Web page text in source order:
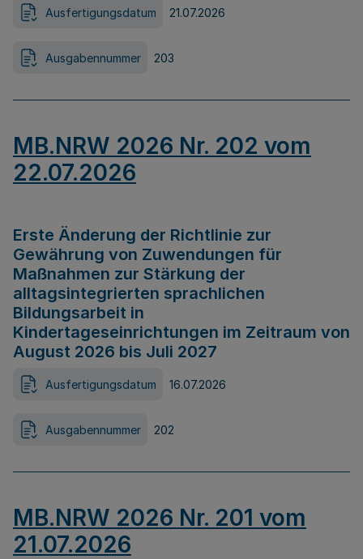
Ausfertigungsdatum 21.07.2026
Ausgabennummer 203
MB.NRW 2026 Nr. 202 vom
22.07.2026
Erste Änderung der Richtlinie zur
Gewährung von Zuwendungen für
Maßnahmen zur Stärkung der
alltagsintegrierten sprachlichen
Bildungsarbeit in
Kindertageseinrichtungen im Zeitraum von
August 2026 bis Juli 2027
Ausfertigungsdatum 16.07.2026
Ausgabennummer 202
MB.NRW 2026 Nr. 201 vom
21.07.2026